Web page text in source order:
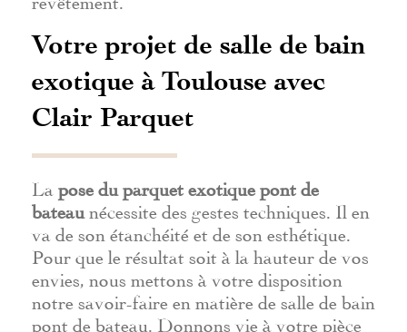
Votre projet de salle de bain
exotique à Toulouse avec
Clair Parquet
La pose du parquet exotique pont de
bateau nécessite des gestes techniques. Il en
va de son étanchéité et de son esthétique.
Pour que le résultat soit à la hauteur de vos
envies, nous mettons à votre disposition
notre savoir-faire en matière de salle de bain
pont de bateau. Donnons vie à votre pièce